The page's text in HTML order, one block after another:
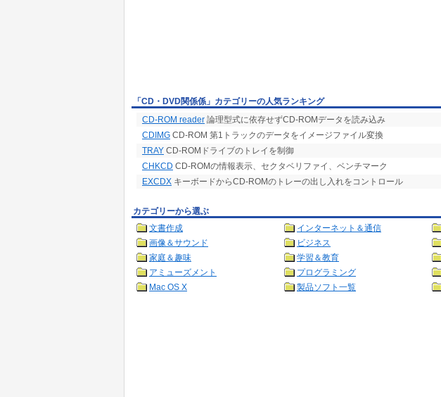
「CD・DVD関係係」カテゴリーの人気ランキング
CD-ROM reader 論理型式に依存せずCD-ROMデータを読み込み
CDIMG CD-ROM 第1トラックのデータをイメージファイル変換
TRAY CD-ROMドライブのトレイを制御
CHKCD CD-ROMの情報表示、セクタベリファイ、ベンチマーク
EXCDX キーボードからCD-ROMのトレーの出し入れをコントロール
カテゴリーから選ぶ
文書作成
インターネット＆通信
画像＆サウンド
ビジネス
家庭＆趣味
学習＆教育
アミューズメント
プログラミング
Mac OS X
製品ソフト一覧